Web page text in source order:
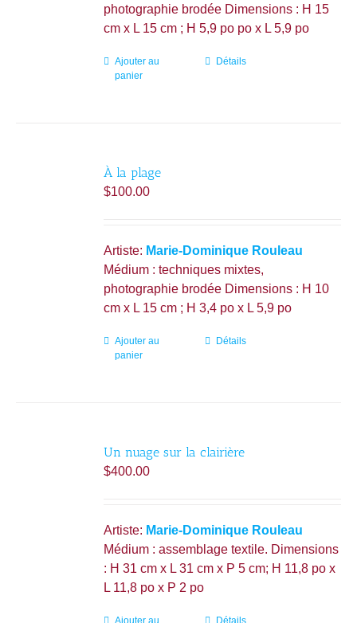
photographie brodée Dimensions : H 15
cm x L 15 cm ; H 5,9 po po x L 5,9 po
Ajouter au
panier
Détails
À la plage
$100.00
Artiste: Marie-Dominique Rouleau
Médium : techniques mixtes,
photographie brodée Dimensions : H 10
cm x L 15 cm ; H 3,4 po x L 5,9 po
Ajouter au
panier
Détails
Un nuage sur la clairière
$400.00
Artiste: Marie-Dominique Rouleau
Médium : assemblage textile. Dimensions
: H 31 cm x L 31 cm x P 5 cm; H 11,8 po x
L 11,8 po x P 2 po
Ajouter au
Détails